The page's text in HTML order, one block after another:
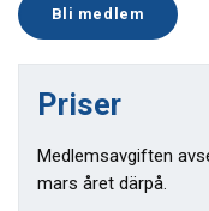
Bli medlem
Priser
Medlemsavgiften
mars året därpå.